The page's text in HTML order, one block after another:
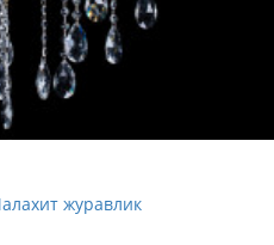
журавлик